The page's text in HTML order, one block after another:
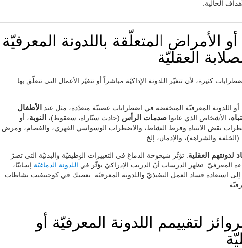
الحالية.
الأمراض المتعلّقة باللدونة المعرفيّة
العقليّة
كثيرة، لأن تتغيّر اللدونة الإداكيّة مباشراً أو تتغيّر الأعمال التي تتعلّق بها
أو اللدونة المعرفيّة المنخفضة في اضطرابات عصبيّة متعدّدة، مثل عند
الأطفال
، الأشخاص الذي عانوا صدمات الرأس (حادث سيّاراة، سعقوط)، النوبة، أو
نقض الانتباه وفرط النشاط، والاضطراب الوسواسي القهري، والفصام، ومرض
والشراهة)، والإدمان، إلخ.
لدونتهم العقلية . تؤثّر شيخوخة الدماغ في التغييرات الوظيفيّة والبدنيّة التي تضرّ
المعرفيّ. تظهر الدرسات أنّ الدريب الإدراكيّ يؤثّر في اللدونة الدماغيّة إيجابيّا،
إلى استعادة فساد العمل التنفيذيّ واللدونة المعرفيّة. نعطيك في كوجنيفيت نشاطات
لتقييمم اللدونة المعرفيّة أو